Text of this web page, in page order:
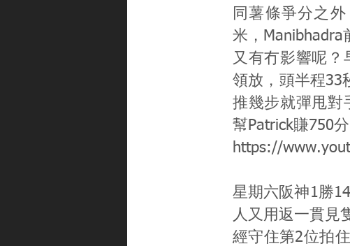
同薯條爭分之
米，Manibhadra
又有冇影響呢
領放，頭半程33
推幾步就彈甩對
幫Patrick賺750分
https://
星期六阪神1勝
人又用返一貫見
經守住第2位拍